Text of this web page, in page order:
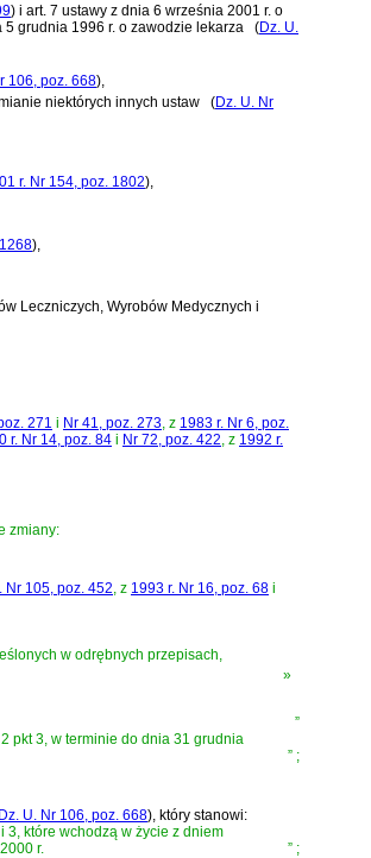
) i art. 7 ustawy z dnia 6 września 2001 r. o
5 grudnia 1996 r. o zawodzie lekarza (Dz. U.
106, poz. 668),
niektórych innych ustaw (Dz. U. Nr
r. Nr 154, poz. 1802)
)
Leczniczych, Wyrobów Medycznych i
271 i Nr 41, poz. 273 , z 1983 r. Nr 6, poz.
r. Nr 14, poz. 84 i Nr 72, poz. 422 , z 1992 r.
zmiany:
Nr 105, poz. 452 , z 1993 r. Nr 16, poz. 68 i
w odrębnych przepisach,
»
”
pkt 3, w terminie do dnia 31 grudnia
” ;
Dz. U. Nr 106, poz. 668) , który stanowi:
3, które wchodzą w życie z dniem
r.
” ;